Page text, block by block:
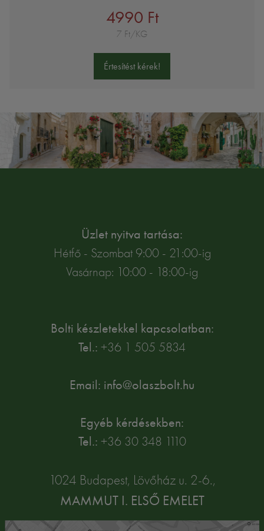
4990 Ft
7 Ft/KG
Értesítést kérek!
Üzlet nyitva tartása:
Hétfő - Szombat 9:00 - 21:00-ig
Vasárnap: 10:00 - 18:00-ig
Bolti készletekkel kapcsolatban:
Tel.: +36 1 505 5834
Email: info@olaszbolt.hu
Egyéb kérdésekben:
Tel.: +36 30 348 1110
1024 Budapest, Lövőház u. 2-6.,
MAMMUT I. ELSŐ EMELET